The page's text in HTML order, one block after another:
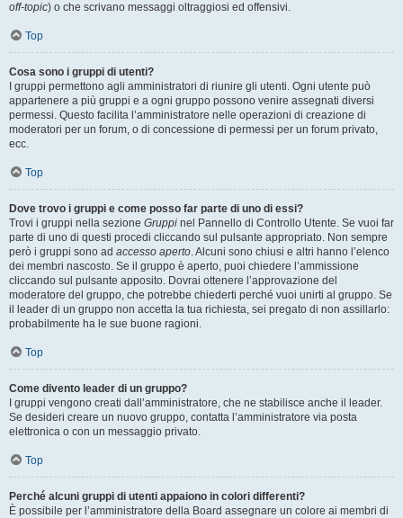
off-topic) o che scrivano messaggi oltraggiosi ed offensivi.
Top
Cosa sono i gruppi di utenti?
I gruppi permettono agli amministratori di riunire gli utenti. Ogni utente può
appartenere a più gruppi e a ogni gruppo possono venire assegnati diversi
permessi. Questo facilita l’amministratore nelle operazioni di creazione di
moderatori per un forum, o di concessione di permessi per un forum privato,
ecc.
Top
Dove trovo i gruppi e come posso far parte di uno di essi?
Trovi i gruppi nella sezione Gruppi nel Pannello di Controllo Utente. Se vuoi far
parte di uno di questi procedi cliccando sul pulsante appropriato. Non sempre
però i gruppi sono ad accesso aperto. Alcuni sono chiusi e altri hanno l’elenco
dei membri nascosto. Se il gruppo è aperto, puoi chiedere l’ammissione
cliccando sul pulsante apposito. Dovrai ottenere l’approvazione del
moderatore del gruppo, che potrebbe chiederti perché vuoi unirti al gruppo. Se
il leader di un gruppo non accetta la tua richiesta, sei pregato di non assillarlo:
probabilmente ha le sue buone ragioni.
Top
Come divento leader di un gruppo?
I gruppi vengono creati dall’amministratore, che ne stabilisce anche il leader.
Se desideri creare un nuovo gruppo, contatta l’amministratore via posta
elettronica o con un messaggio privato.
Top
Perché alcuni gruppi di utenti appaiono in colori differenti?
È possibile per l’amministratore della Board assegnare un colore ai membri di